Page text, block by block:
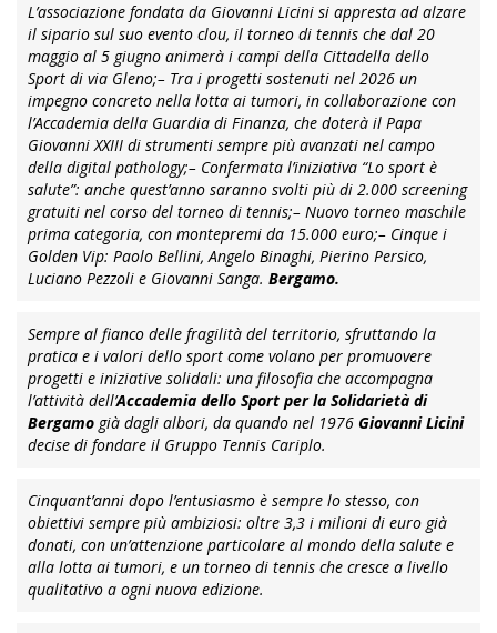
L’associazione fondata da Giovanni Licini si appresta ad alzare
il sipario sul suo evento clou, il torneo di tennis che dal 20
maggio al 5 giugno animerà i campi della Cittadella dello
Sport di via Gleno;– Tra i progetti sostenuti nel 2026 un
impegno concreto nella lotta ai tumori, in collaborazione con
l’Accademia della Guardia di Finanza, che doterà il Papa
Giovanni XXIII di strumenti sempre più avanzati nel campo
della digital pathology;– Confermata l’iniziativa “Lo sport è
salute”: anche quest’anno saranno svolti più di 2.000 screening
gratuiti nel corso del torneo di tennis;– Nuovo torneo maschile
prima categoria, con montepremi da 15.000 euro;– Cinque i
Golden Vip: Paolo Bellini, Angelo Binaghi, Pierino Persico,
Luciano Pezzoli e Giovanni Sanga. Bergamo.
Sempre al fianco delle fragilità del territorio, sfruttando la
pratica e i valori dello sport come volano per promuovere
progetti e iniziative solidali: una filosofia che accompagna
l’attività dell’Accademia dello Sport per la Solidarietà di
Bergamo già dagli albori, da quando nel 1976 Giovanni Licini
decise di fondare il Gruppo Tennis Cariplo.
Cinquant’anni dopo l’entusiasmo è sempre lo stesso, con
obiettivi sempre più ambiziosi: oltre 3,3 i milioni di euro già
donati, con un’attenzione particolare al mondo della salute e
alla lotta ai tumori, e un torneo di tennis che cresce a livello
qualitativo a ogni nuova edizione.